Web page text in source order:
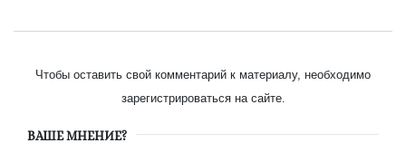
Чтобы оставить свой комментарий к материалу, необходимо
зарегистрироваться на сайте.
ВАШЕ МНЕНИЕ?